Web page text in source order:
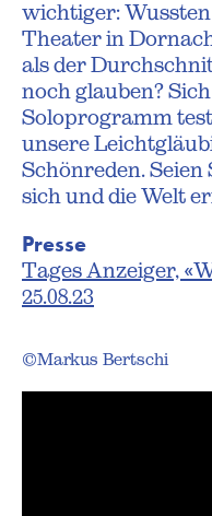
wichtiger: Wussten
Theater in
als der
noch glauben?
Soloprogramm
unsere
Schönreden.
sich und die Welt
Presse
Tages Anzeiger,
25.08.23
©Markus Bertschi